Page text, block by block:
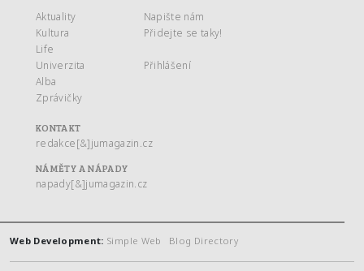
Aktuality
Kultura
Life
Univerzita
Alba
Zprávičky
Napište nám
Přidejte se taky!
Přihlášení
KONTAKT
redakce[&]jumagazin.cz
NÁMĚTY A NÁPADY
napady[&]jumagazin.cz
Web Development: Simple Web Blog Directory